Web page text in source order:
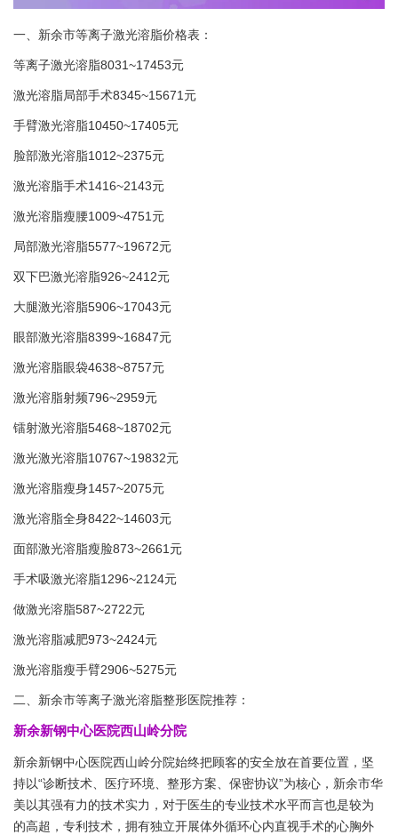
一、新余市等离子激光溶脂价格表：
等离子激光溶脂8031~17453元
激光溶脂局部手术8345~15671元
手臂激光溶脂10450~17405元
脸部激光溶脂1012~2375元
激光溶脂手术1416~2143元
激光溶脂瘦腰1009~4751元
局部激光溶脂5577~19672元
双下巴激光溶脂926~2412元
大腿激光溶脂5906~17043元
眼部激光溶脂8399~16847元
激光溶脂眼袋4638~8757元
激光溶脂射频796~2959元
镭射激光溶脂5468~18702元
激光激光溶脂10767~19832元
激光溶脂瘦身1457~2075元
激光溶脂全身8422~14603元
面部激光溶脂瘦脸873~2661元
手术吸激光溶脂1296~2124元
做激光溶脂587~2722元
激光溶脂减肥973~2424元
激光溶脂瘦手臂2906~5275元
二、新余市等离子激光溶脂整形医院推荐：
新余新钢中心医院西山岭分院
新余新钢中心医院西山岭分院始终把顾客的安全放在首要位置，坚
持以“诊断技术、医疗环境、整形方案、保密协议”为核心，新余市华
美以其强有力的技术实力，对于医生的专业技术水平而言也是较为
的高超，专利技术，拥有独立开展体外循环心内直视手术的心胸外